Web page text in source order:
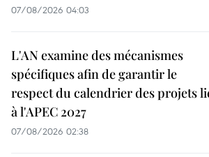
07/08/2026 04:03
L'AN examine des mécanismes
spécifiques afin de garantir le
respect du calendrier des projets
à l'APEC 2027
07/08/2026 02:38